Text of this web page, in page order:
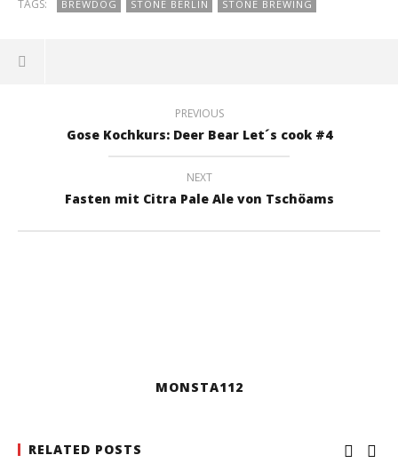
TAGS: BREWDOG STONE BERLIN STONE BREWING
PREVIOUS
Gose Kochkurs: Deer Bear Let´s cook #4
NEXT
Fasten mit Citra Pale Ale von Tschöams
MONSTA112
RELATED POSTS